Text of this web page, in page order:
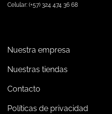
Celular: (+57) 324 474 36 68
Nuestra empresa
Nuestras tiendas
Contacto
Políticas de privacidad